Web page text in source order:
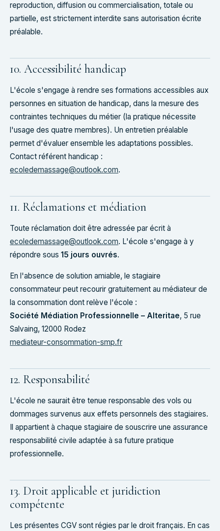
reproduction, diffusion ou commercialisation, totale ou
partielle, est strictement interdite sans autorisation écrite
préalable.
10. Accessibilité handicap
L'école s'engage à rendre ses formations accessibles aux
personnes en situation de handicap, dans la mesure des
contraintes techniques du métier (la pratique nécessite
l'usage des quatre membres). Un entretien préalable
permet d'évaluer ensemble les adaptations possibles.
Contact référent handicap :
ecoledemassage@outlook.com.
11. Réclamations et médiation
Toute réclamation doit être adressée par écrit à
ecoledemassage@outlook.com. L'école s'engage à y
répondre sous 15 jours ouvrés.
En l'absence de solution amiable, le stagiaire
consommateur peut recourir gratuitement au médiateur de
la consommation dont relève l'école :
Société Médiation Professionnelle – Alteritae, 5 rue
Salvaing, 12000 Rodez
mediateur-consommation-smp.fr
12. Responsabilité
L'école ne saurait être tenue responsable des vols ou
dommages survenus aux effets personnels des stagiaires.
Il appartient à chaque stagiaire de souscrire une assurance
responsabilité civile adaptée à sa future pratique
professionnelle.
13. Droit applicable et juridiction
compétente
Les présentes CGV sont régies par le droit français. En cas